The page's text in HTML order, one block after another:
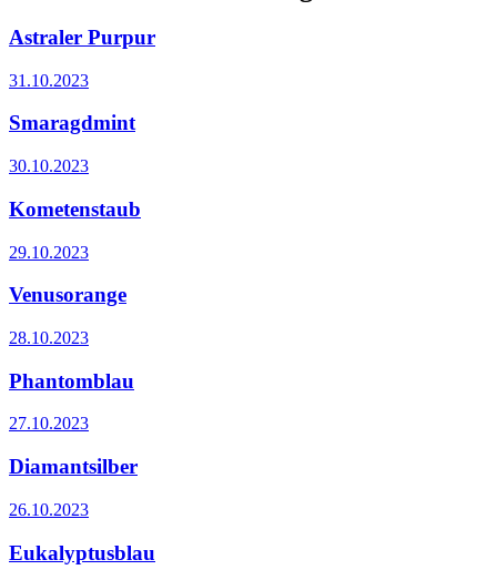
Astraler Purpur
31.10.2023
Smaragdmint
30.10.2023
Kometenstaub
29.10.2023
Venusorange
28.10.2023
Phantomblau
27.10.2023
Diamantsilber
26.10.2023
Eukalyptusblau